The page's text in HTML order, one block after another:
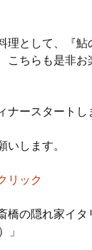
理として、『鮎
こちらも是非お
ナースタートし
します。
リック
橋の隠れ家イタ
」